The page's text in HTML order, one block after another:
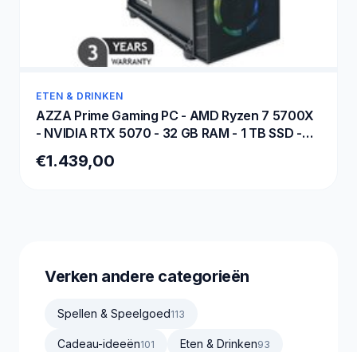
ETEN & DRINKEN
AZZA Prime Gaming PC - AMD Ryzen 7 5700X
- NVIDIA RTX 5070 - 32 GB RAM - 1 TB SSD -
€1.439,00
Verken andere categorieën
Spellen & Speelgoed113
Cadeau-ideeën101 Eten & Drinken93